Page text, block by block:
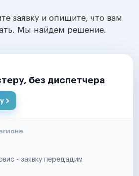
заявку и опишите, что вам
Мы найдем решение.
без диспетчера
- заявку передадим